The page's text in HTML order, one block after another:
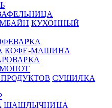
КУХОННЫЙ
КОФЕ-МАШИНА
СУШИЛКА
ШАШЛЫЧНИЦА